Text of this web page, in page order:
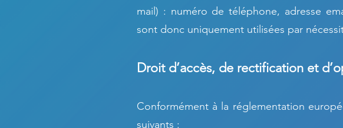
mail) : numéro de téléphone, adresse
sont donc uniquement utilisées par
Droit d’accès, de rectification et
Conformément à la réglementation
suivants :